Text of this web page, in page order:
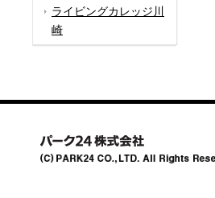
ライビングカレッジ川
崎